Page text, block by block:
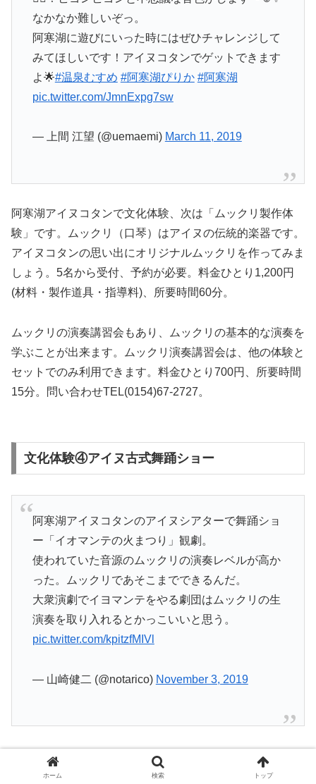
なかなか難しいぞっ。
阿寒湖に遊びにいった時にはぜひチャレンジして
みてほしいです！アイヌコタンでゲットできます
よ🌟#温泉むすめ #阿寒湖ぴりか #阿寒湖
pic.twitter.com/JmnExpg7sw
— 上間 江望 (@uemaemi) March 11, 2019
阿寒湖アイヌコタンで文化体験、次は「ムックリ製作体
験」です。ムックリ（口琴）はアイヌの伝統的楽器です。
アイヌコタンの思い出にオリジナルムックリを作ってみま
しょう。5名から受付、予約が必要。料金ひとり1,200円
(材料・製作道具・指導料)、所要時間60分。
ムックリの演奏講習会もあり、ムックリの基本的な演奏を
学ぶことが出来ます。ムックリ演奏講習会は、他の体験と
セットでのみ利用できます。料金ひとり700円、所要時間
15分。問い合わせTEL(0154)67-2727。
文化体験④アイヌ古式舞踊ショー
阿寒湖アイヌコタンのアイヌシアターで舞踊ショ
ー「イオマンテの火まつり」観劇。
使われていた音源のムックリの演奏レベルが高か
った。ムックリであそこまでできるんだ。
大衆演劇でイヨマンテをやる劇団はムックリの生
演奏を取り入れるとかっこいいと思う。
pic.twitter.com/kpitzfMIVl
— 山崎健二 (@notarico) November 3, 2019
阿寒湖アイヌコタンで文化体験、最後にご紹介するのは
「アイヌ古式舞踊ショー」です。アイヌ古式舞踊ショーは
ホーム 検索 トップ